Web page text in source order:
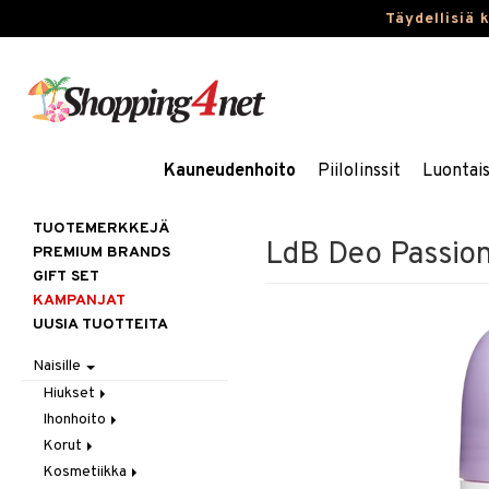
Täydellisiä
Kauneudenhoito Piilolinssit
LdB Deo
TUOTEMERKKEJÄ
PREMIUM BRANDS
GIFT SET
KAMPANJAT
UUSIA TUOTTEITA
Naisille
Hiukset
Gift Set
Harjat / Kammat
Hiuskuurit
Ihonhoito
Aurinkotuotteet
Erikoistuotteet
Korut
Kaulakorut
Kosmetiikka